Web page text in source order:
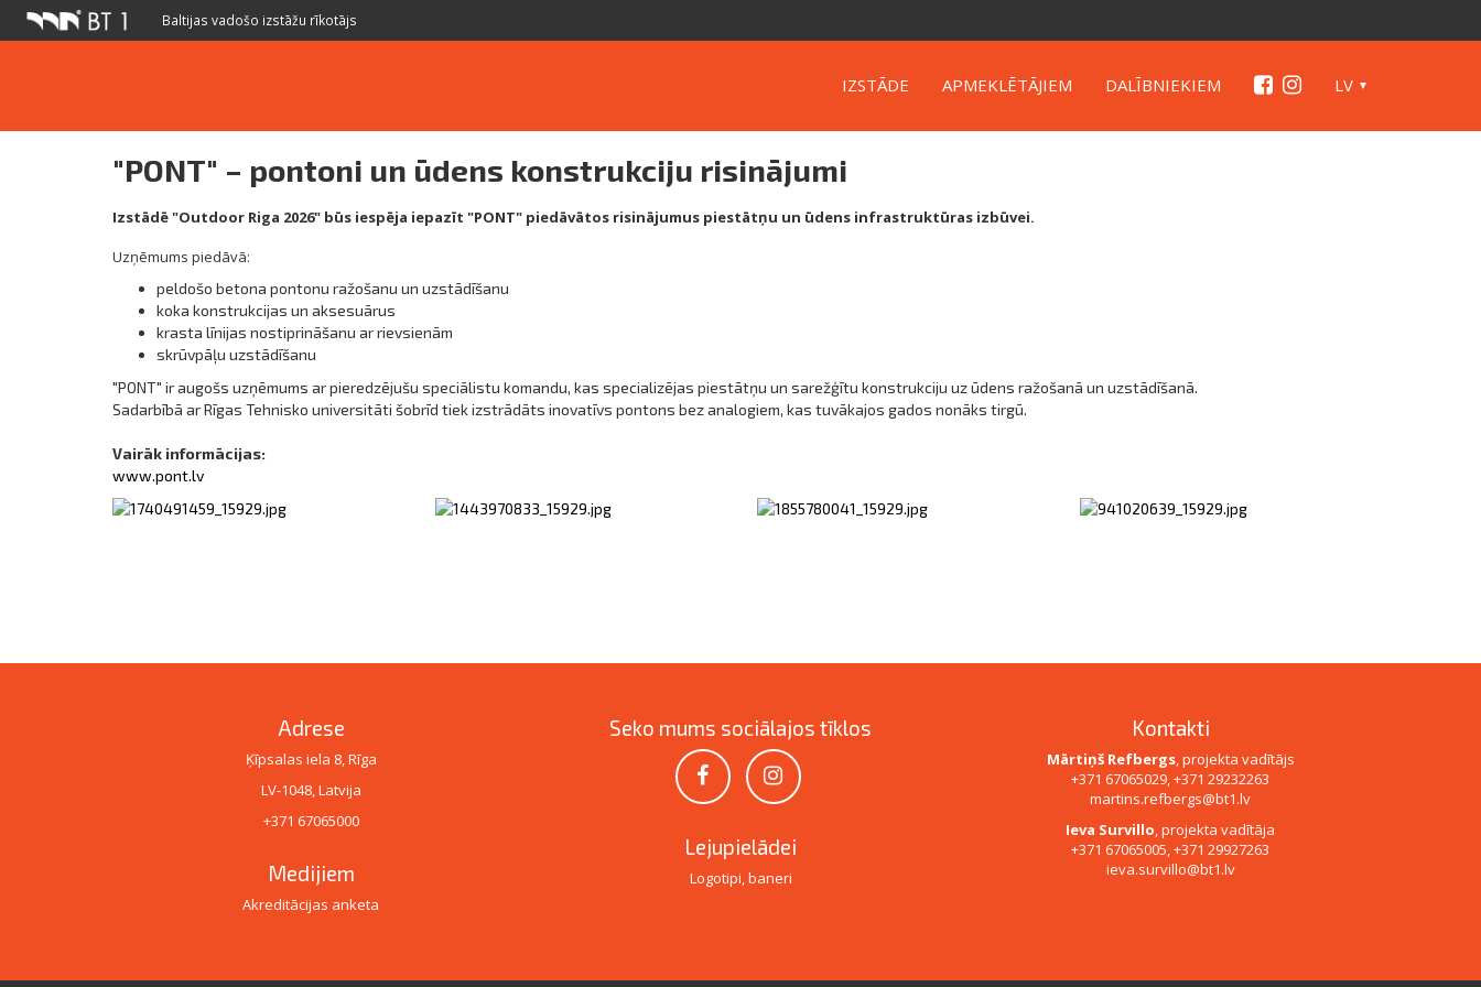
Baltijas vadošo izstāžu rīkotājs
IZSTĀDE APMEKLĒTĀJIEM DALĪBNIEKIEM LV
"PONT" – pontoni un ūdens konstrukciju risinājumi
Izstādē "Outdoor Riga 2026" būs iespēja iepazīt "PONT" piedāvātos risinājumus piestātņu un ūdens infrastruktūras izbūvei.
Uzņēmums piedāvā:
peldošo betona pontonu ražošanu un uzstādīšanu
koka konstrukcijas un aksesuārus
krasta līnijas nostiprināšanu ar rievsienām
skrūvpāļu uzstādīšanu
"PONT" ir augošs uzņēmums ar pieredzējušu speciālistu komandu, kas specializējas piestātņu un sarežģītu konstrukciju uz ūdens ražošanā un uzstādīšanā.
Sadarbībā ar Rīgas Tehnisko universitāti šobrīd tiek izstrādāts inovatīvs pontons bez analogiem, kas tuvākajos gados nonāks tirgū.
Vairāk informācijas:
www.pont.lv
Adrese
Ķīpsalas iela 8, Rīga
LV-1048, Latvija
+371 67065000
Medijiem
Akreditācijas anketa
Seko mums sociālajos tīklos
Lejupielādei
Logotipi, baneri
Kontakti
Mārtiņš Refbergs, projekta vadītājs
+371 67065029, +371 29232263
martins.refbergs@bt1.lv
Ieva Survillo, projekta vadītāja
+371 67065005, +371 29927263
ieva.survillo@bt1.lv